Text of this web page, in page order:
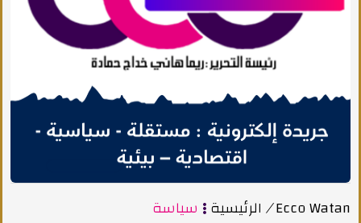
الرئيسية سياسة /Ecco Watan